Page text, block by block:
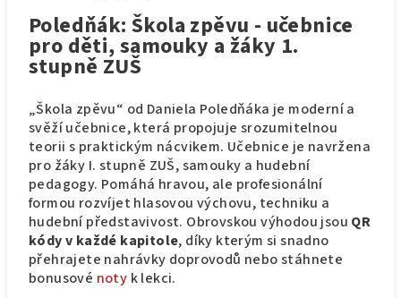
Poledňák: Škola zpěvu - učebnice
pro děti, samouky a žáky 1.
stupně ZUŠ
„Škola zpěvu“ od Daniela Poledňáka je moderní a
svěží učebnice, která propojuje srozumitelnou
teorii s praktickým nácvikem. Učebnice je navržena
pro žáky I. stupně ZUŠ, samouky a hudební
pedagogy. Pomáhá hravou, ale profesionální
formou rozvíjet hlasovou výchovu, techniku a
hudební představivost. Obrovskou výhodou jsou QR
kódy v každé kapitole, díky kterým si snadno
přehrajete nahrávky doprovodů nebo stáhnete
bonusové noty k lekci.